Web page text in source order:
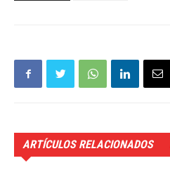
ARTÍCULOS RELACIONADOS